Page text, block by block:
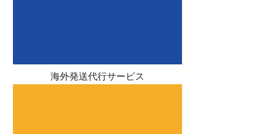
海外発送代行サービス